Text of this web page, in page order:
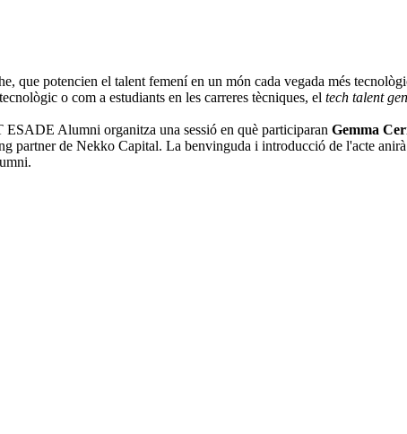
que potencien el talent femení en un món cada vegada més
o com a estudiants en les carreres tècniques, el tech talent
Alumni organitza una sessió en què participaran Gemma
partner de Nekko Capital. La benvinguda i introducció de l'acte